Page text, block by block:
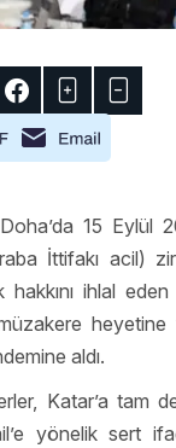
15 Eylül
İttifakı acil)
hakkını ihlal
aldı.
Katar’a tam
yönelik sert